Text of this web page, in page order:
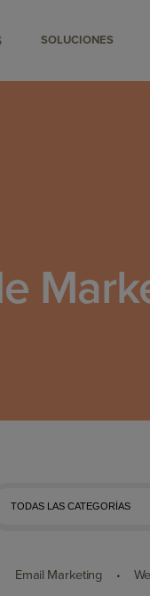
SOLUCIONES
Email Marketing •